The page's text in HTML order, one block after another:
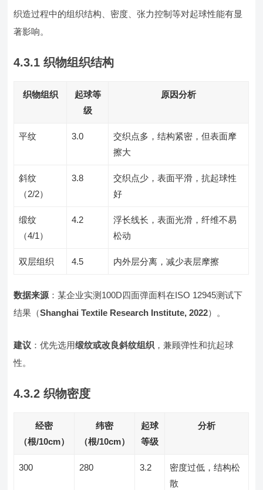
织造过程中的组织结构、密度、张力控制等对起球性能有显
著影响。
4.3.1 织物组织结构
织物组织
起球等
级
原因分析
平纹 3.0
交织点多，结构紧密，但表面摩
擦大
斜纹
（2/2）
3.8
交织点少，表面平滑，抗起球性
好
缎纹
（4/1）
4.2
浮长线长，表面光滑，纤维不易
松动
双层组织 4.5 内外层分离，减少表层摩擦
数据来源 ：某企业实测100D四面弹面料在ISO 12945测试下
结果（Shanghai Textile Research Institute, 2022）。
建议 ：优先选用缎纹或改良斜纹组织 ，兼顾弹性和抗起球
性。
4.3.2 织物密度
经密
（根/10cm）
纬密
（根/10cm）
起球
等级
分析
300 280 3.2
密度过低，结构松
散